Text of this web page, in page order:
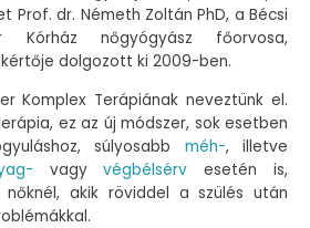
Prof. dr. Németh Zoltán PhD, a Bécsi
Kórház nőgyógyász főorvosa,
dolgozott ki 2009-ben.
Komplex Terápiának neveztünk el.
ez az új módszer, sok esetben
súlyosabb méh-, illetve
vagyvégbélsérv esetén is,
akik röviddel a szülés után